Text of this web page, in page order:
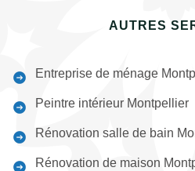
AUTRES
Entreprise de ménage
Peintre intérieur Montpellier
Rénovation salle de bain
Rénovation de maison